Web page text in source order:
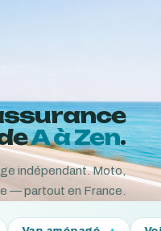
A à Zen.
indépendant. Moto,
— partout en France.